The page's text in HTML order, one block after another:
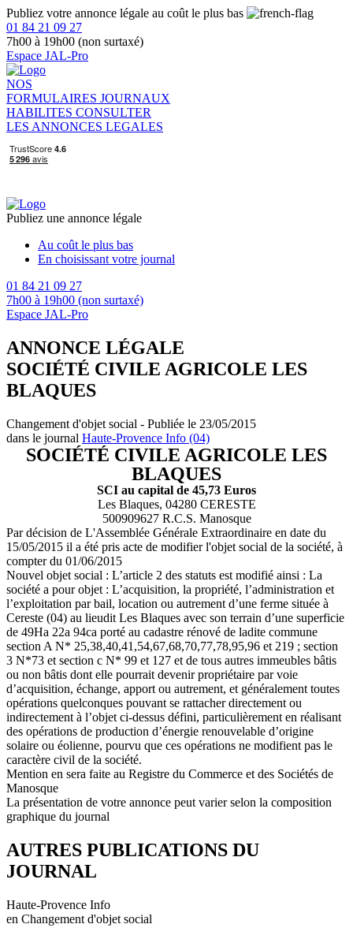
Publiez votre annonce légale au coût le plus bas
01 84 21 09 27
7h00 à 19h00 (non surtaxé)
Espace JAL-Pro
NOS
FORMULAIRES JOURNAUX
HABILITES CONSULTER
LES ANNONCES LEGALES
Publiez une annonce légale
Au coût le plus bas
En choisissant votre journal
01 84 21 09 27
7h00 à 19h00 (non surtaxé)
Espace JAL-Pro
ANNONCE LÉGALE
SOCIÉTÉ CIVILE AGRICOLE LES
BLAQUES
Changement d'objet social - Publiée le 23/05/2015
dans le journal Haute-Provence Info (04)
SOCIÉTÉ CIVILE AGRICOLE LES
BLAQUES
SCI au capital de 45,73 Euros
Les Blaques, 04280 CERESTE
500909627 R.C.S. Manosque
Par décision de L'Assemblée Générale Extraordinaire en date du
15/05/2015 il a été pris acte de modifier l'objet social de la société, à
compter du 01/06/2015
Nouvel objet social : L’article 2 des statuts est modifié ainsi : La
société a pour objet : L’acquisition, la propriété, l’administration et
l’exploitation par bail, location ou autrement d’une ferme située à
Cereste (04) au lieudit Les Blaques avec son terrain d’une superficie
de 49Ha 22a 94ca porté au cadastre rénové de ladite commune
section A N* 25,38,40,41,54,67,68,70,77,78,95,96 et 219 ; section
3 N*73 et section c N* 99 et 127 et de tous autres immeubles bâtis
ou non bâtis dont elle pourrait devenir propriétaire par voie
d’acquisition, échange, apport ou autrement, et généralement toutes
opérations quelconques pouvant se rattacher directement ou
indirectement à l’objet ci-dessus défini, particulièrement en réalisant
des opérations de production d’énergie renouvelable d’origine
solaire ou éolienne, pourvu que ces opérations ne modifient pas le
caractère civil de la société.
Mention en sera faite au Registre du Commerce et des Sociétés de
Manosque
La présentation de votre annonce peut varier selon la composition
graphique du journal
AUTRES PUBLICATIONS DU
JOURNAL
Haute-Provence Info
en Changement d'objet social